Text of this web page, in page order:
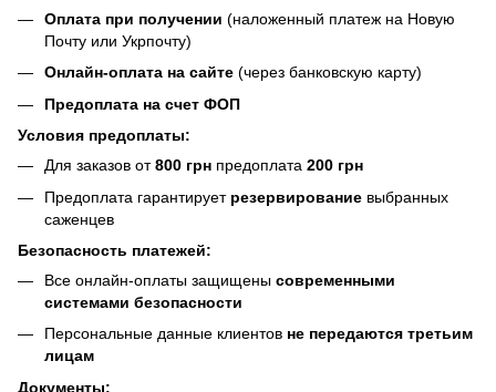
Оплата при получении (наложенный платеж на Новую
Почту или Укрпочту)
Онлайн-оплата на сайте (через банковскую карту)
Предоплата на счет ФОП
Условия предоплаты:
Для заказов от800 грн предоплата 200 грн
Предоплата гарантирует резервирование выбранных
саженцев
Безопасность платежей:
Все онлайн-оплаты защищены современными
системами безопасности
Персональные данные клиентов не передаются третьим
лицам
Документы: